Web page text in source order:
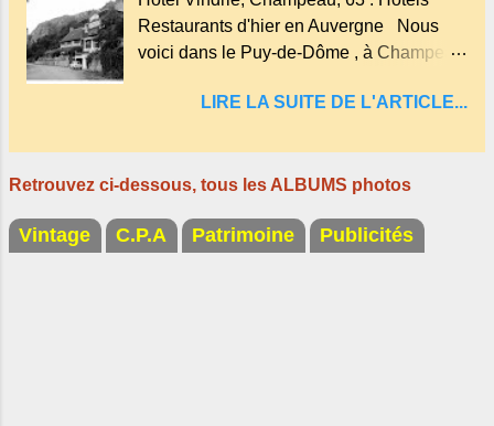
Longtemps considéré comme "sans fond"
et en forme d'entonnoir entraînant vers les
entrailles de la terre, les malheureux qui
Restaurants d'hier en Auvergne Nous
voici dans le Puy-de-Dôme , à Champeau
commune de Servant . L'Hôtel-Restaurant
fritures, ses truites, son jambon de pays et
son poulet cocotte, selon les publicités.
LIRE LA SUITE DE L'ARTICLE...
Retrouvez ci-dessous, tous les ALBUMS photos
Vintage C.P.A Patrimoine Publicités